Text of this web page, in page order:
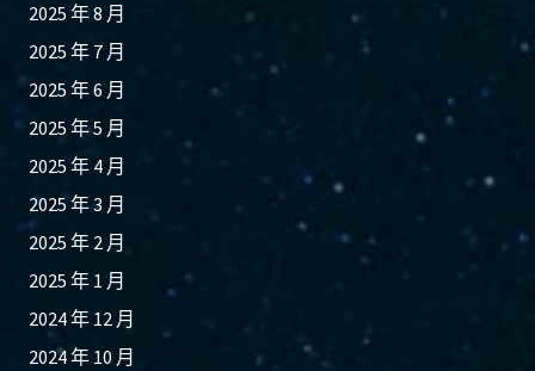
2025 年 8 月
2025 年 7 月
2025 年 6 月
2025 年 5 月
2025 年 4 月
2025 年 3 月
2025 年 2 月
2025 年 1 月
2024 年 12 月
2024 年 10 月